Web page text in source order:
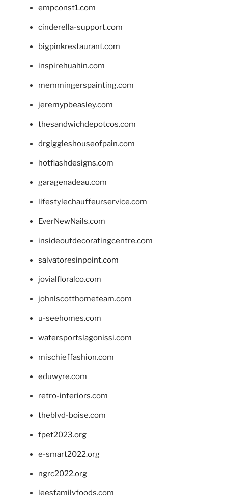
empconst1.com
cinderella-support.com
bigpinkrestaurant.com
inspirehuahin.com
memmingerspainting.com
jeremypbeasley.com
thesandwichdepotcos.com
drgiggleshouseofpain.com
hotflashdesigns.com
garagenadeau.com
lifestylechauffeurservice.com
EverNewNails.com
insideoutdecoratingcentre.com
salvatoresinpoint.com
jovialfloralco.com
johnlscotthometeam.com
u-seehomes.com
watersportslagonissi.com
mischieffashion.com
eduwyre.com
retro-interiors.com
theblvd-boise.com
fpet2023.org
e-smart2022.org
ngrc2022.org
leesfamilyfoods.com